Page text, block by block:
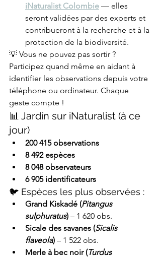
iNaturalist Colombie — elles
seront validées par des experts et
contribueront à la recherche et à la
protection de la biodiversité.
💡 Vous ne pouvez pas sortir ?
Participez quand même en aidant à
identifier les observations depuis votre
téléphone ou ordinateur. Chaque
geste compte !
📊 Jardín sur iNaturalist (à ce
jour)
200 415 observations
8 492 espèces
8 048 observateurs
6 905 identificateurs
🐦 Espèces les plus observées :
Grand Kiskadé (Pitangus
sulphuratus) – 1 620 obs.
Sicale des savanes (Sicalis
flaveola) – 1 522 obs.
Merle à bec noir (Turdus